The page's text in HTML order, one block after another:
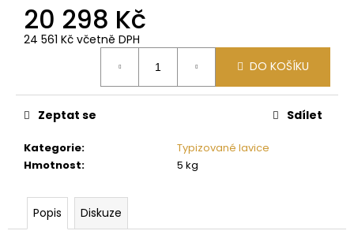
20 298 Kč
24 561 Kč včetně DPH
DO KOŠÍKU
Kategorie:
Typizované lavice
Hmotnost: 5 kg
Zeptat se Sdílet
Popis Diskuze
o
u
č
u
m